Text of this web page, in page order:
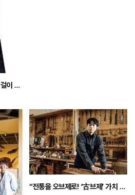
17년 암과 싸우며 희망의 턱걸이 “나를 죽이지 못한 고통은 나를 더 강하게 만들 뿐”
“전통을 오브제로! ‘古브제’ 가치 외국인들이 먼저 알아봐요”